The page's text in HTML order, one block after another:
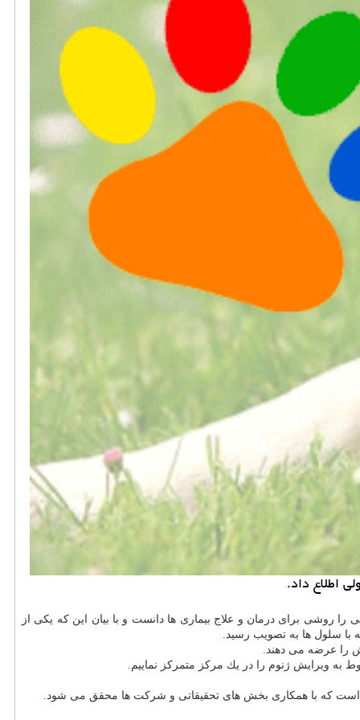
اطلاع داد.
برای درمان و علاج بیماری ها دانست و با بیان این كه یكی از
با سلول ها به تصویب رسید.
عرضه می دهند.
به ویرایش ژنوم را در یك مركز متمركز نماییم.